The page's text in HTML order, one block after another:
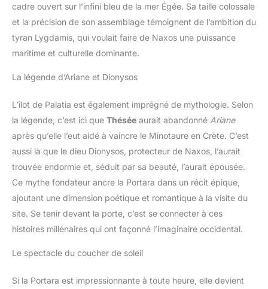
cadre ouvert sur l’infini bleu de la mer Égée. Sa taille colossale
et la précision de son assemblage témoignent de l’ambition du
tyran Lygdamis, qui voulait faire de Naxos une puissance
maritime et culturelle dominante.
La légende d’Ariane et Dionysos
L’îlot de Palatia est également imprégné de mythologie. Selon
la légende, c’est ici que Thésée aurait abandonné Ariane
après qu’elle l’eut aidé à vaincre le Minotaure en Crète. C’est
aussi là que le dieu Dionysos, protecteur de Naxos, l’aurait
trouvée endormie et, séduit par sa beauté, l’aurait épousée.
Ce mythe fondateur ancre la Portara dans un récit épique,
ajoutant une dimension poétique et romantique à la visite du
site. Se tenir devant la porte, c’est se connecter à ces
histoires millénaires qui ont façonné l’imaginaire occidental.
Le spectacle du coucher de soleil
Si la Portara est impressionnante à toute heure, elle devient